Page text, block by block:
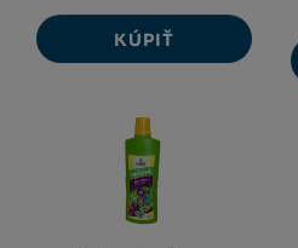
KÚPIŤ